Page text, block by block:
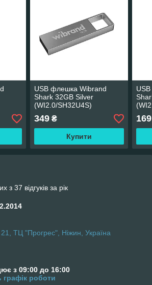
USB флешка Wibrand
Shark 32GB Silver
(WI2.0/SH32U4S)
349₴
Купити
169
з 37 відгуків за рік
ТЦ "Прогрес", Ніжин, Україна
з 09:00 до 16:00
графік роботи